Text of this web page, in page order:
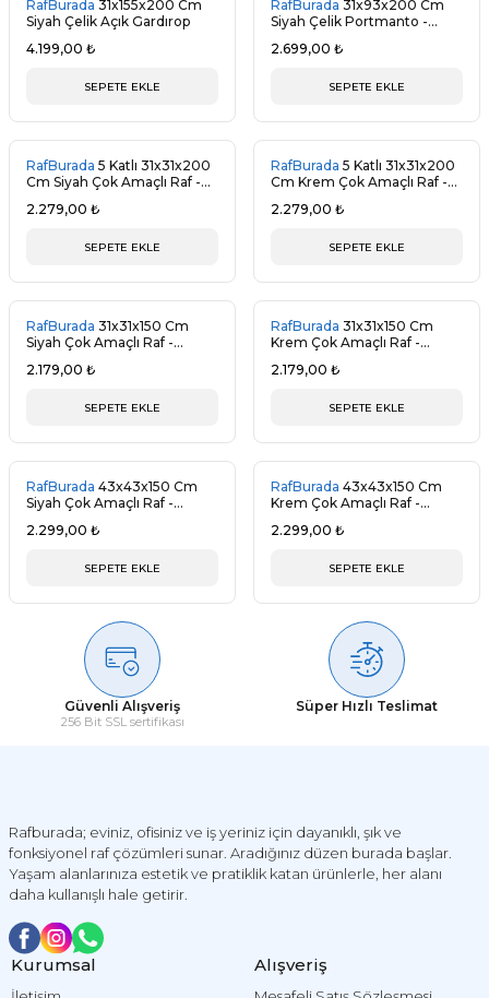
RafBurada
Siyah Çelik Açık Gardırop
4.199,00 ₺
SEPETE EKLE
RafBurada
Siyah Çelik Portmanto -
2.699,00 ₺
SEPETE EKLE
RafBurada
Cm Siyah Çok Amaçlı Raf -
2.279,00 ₺
SEPETE EKLE
RafBurada
Cm Krem Çok Amaçlı Raf -
2.279,00 ₺
SEPETE EKLE
RafBurada
Siyah Çok Amaçlı Raf -
2.179,00 ₺
SEPETE EKLE
RafBurada
Krem Çok Amaçlı Raf -
2.179,00 ₺
SEPETE EKLE
RafBurada
Siyah Çok Amaçlı Raf -
2.299,00 ₺
SEPETE EKLE
RafBurada
Krem Çok Amaçlı Raf -
2.299,00 ₺
SEPETE EKLE
Güvenli Alışveriş
256 Bit SSL sertifikası
Süper Hızlı Teslimat
Rafburada; eviniz, ofisiniz ve iş yeriniz için dayanıklı, şık ve
fonksiyonel raf çözümleri sunar. Aradığınız düzen burada başlar.
Yaşam alanlarınıza estetik ve pratiklik katan ürünlerle, her alanı
daha kullanışlı hale getirir.
Kurumsal Alışveriş